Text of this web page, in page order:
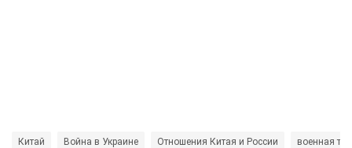
Китай Война в Украине Отношения Китая и России военная